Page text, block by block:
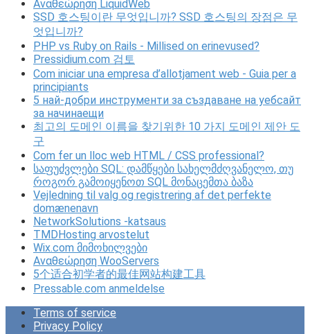
Αναθεώρηση LiquidWeb
SSD 호스팅이란 무엇입니까? SSD 호스팅의 장점은 무
엇입니까?
PHP vs Ruby on Rails - Millised on erinevused?
Pressidium.com 검토
Com iniciar una empresa d’allotjament web - Guia per a
principiants
5 най-добри инструменти за създаване на уебсайт
за начинаещи
최고의 도메인 이름을 찾기위한 10 가지 도메인 제안 도
구
Com fer un lloc web HTML / CSS professional?
საფუძვლები SQL: დამწყები სახელმძღვანელო, თუ
როგორ გამოიყენოთ SQL მონაცემთა ბაზა
Vejledning til valg og registrering af det perfekte
domænenavn
NetworkSolutions -katsaus
TMDHosting arvostelut
Wix.com მიმოხილვები
Αναθεώρηση WooServers
5个适合初学者的最佳网站构建工具
Pressable.com anmeldelse
Terms of service
Privacy Policy